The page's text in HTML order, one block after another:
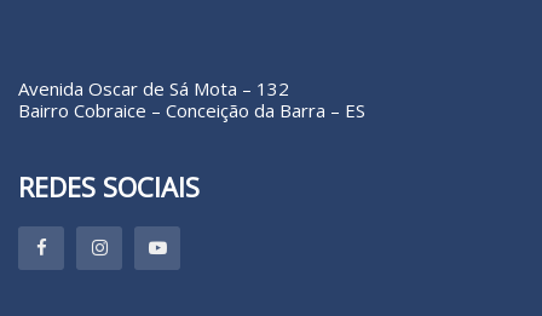
Avenida Oscar de Sá Mota – 132
Bairro Cobraice – Conceição da Barra – ES
REDES SOCIAIS